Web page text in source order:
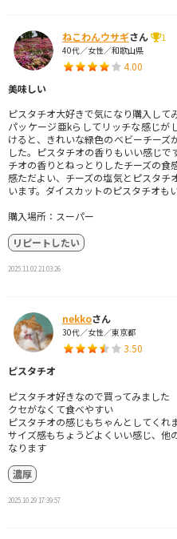
ねこわんウサギさん
1
40代／女性／和歌山県
4.00
美味しい
ピスタチオ大好きで気になり購入して
パッケージ亜kらしてリッチな感じが
けると、きれいな緑色のベビーチーズ
した。ピスタチオの香りもいい感じで
チオの香りとねっとりしたチーズの食
感ただよい、チーズの塩気とピスタチ
います。ダイスカットのピスタチオも
購入場所：スーパー
リピートしたい
2025.11.02 21:03:26
nekkoさん
30代／女性／東京都
3.50
ピスタチオ
ピスタチオ好きなので買ってみました
クセがなくて食べやすい
ピスタチオの感じもちゃんとしてくれ
サイズ感もちょうどよくいい感じ、他
なります
濃厚
2025.10.29 17:39:57